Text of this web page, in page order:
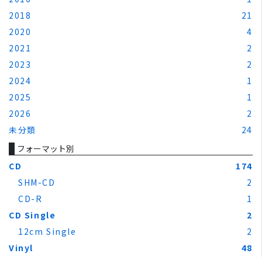
2018
21
2020
4
2021
2
2023
2
2024
1
2025
1
2026
2
未分類
24
フォーマット別
CD
174
SHM-CD
2
CD-R
1
CD Single
2
12cm Single
2
Vinyl
48